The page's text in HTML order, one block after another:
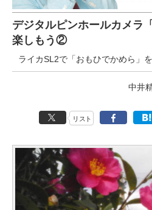
デジタルピンホールカメラ
楽しもう②
ライカSL2で「おもひでかめら」
中井
リスト